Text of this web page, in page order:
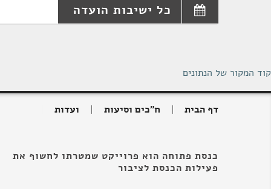
כל ישיבות הועדה
קוד המקור של הנתונים
דף הבית ח"כים וסיעות ועדות
כנסת פתוחה הוא פרוייקט שמטרתו לחשוף את
פעילות הכנסת לציבור